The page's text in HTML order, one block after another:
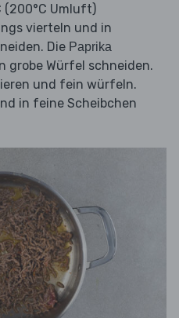
(200°C Umluft)
vierteln und in
Die Paprika
grobe Würfel schneiden.
und fein würfeln.
in feine Scheibchen